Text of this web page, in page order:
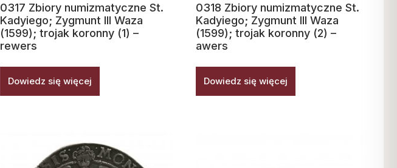
0317 Zbiory numizmatyczne St.
Kadyiego; Zygmunt III Waza
(1599); trojak koronny (1) –
rewers
Dowiedz się więcej
0318 Zbiory numizmatyczne St.
Kadyiego; Zygmunt III Waza
(1599); trojak koronny (2) –
awers
Dowiedz się więcej